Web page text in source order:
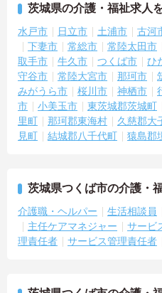
・施設内には看護師が24時間常駐
な医療処置は看護師が担当するた
・介護スタッフと看護スタッフの
者研修や実務者研修からでも着
＜残業月7時間以下で身体の負担
・常勤で働くスタッフの比率が90
ト変更や無理な長時間勤務が発生
・訪問スケジュールに沿って施設
残業時間は5時間から7時間程度
・夜勤明けの翌日は原則としてお
かりと給与に反映されるためモチ
例も多数あり、腰を据えて長期的
茨城県の介護・福祉求人
水戸市 日立市 土浦市 古河
下妻市
常総市 常陸太田市
取手市
牛久市 つくば市 ひ
守谷市
常陸大宮市 那珂市
みがうら市
桜川市 神栖市
市
小美玉市 東茨城郡茨城町
里町
那珂郡東海村 久慈郡大
見町
結城郡八千代町 猿島郡
茨城県つくば市の介護・
介護職・ヘルパー 生活相談員
主任ケアマネジャー
サービ
理責任者
サービス管理責任者